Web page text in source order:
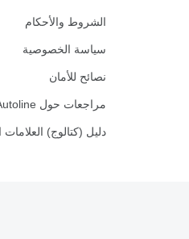
الشروط والأحكام
سياسة الخصوصية
نصائح للأمان
مراجعات حول Autoline
دليل (كتالوج) العلامات